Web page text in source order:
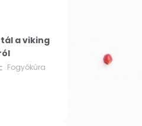
a viking
Fogyókúra